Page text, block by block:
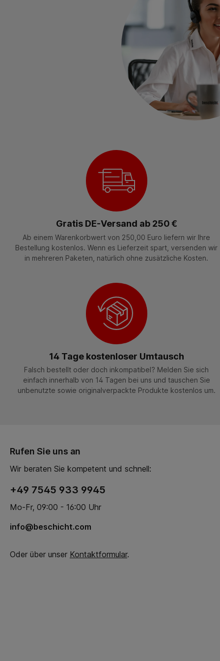
Gratis DE-Versand ab 250 €
Ab einem Warenkorbwert von 250,00 Euro liefern wir Ihre
Bestellung kostenlos. Wenn es Lieferzeit spart, versenden wir
in mehreren Paketen, natürlich ohne zusätzliche Kosten.
14 Tage kostenloser Umtausch
Falsch bestellt oder doch inkompatibel? Melden Sie sich
einfach innerhalb von 14 Tagen bei uns und tauschen Sie
unbenutzte sowie originalverpackte Produkte kostenlos um.
Rufen Sie uns an
Wir beraten Sie kompetent und schnell:
+49 7545 933 9945
Mo-Fr, 09:00 - 16:00 Uhr
info@beschicht.com
Oder über unser Kontaktformular.